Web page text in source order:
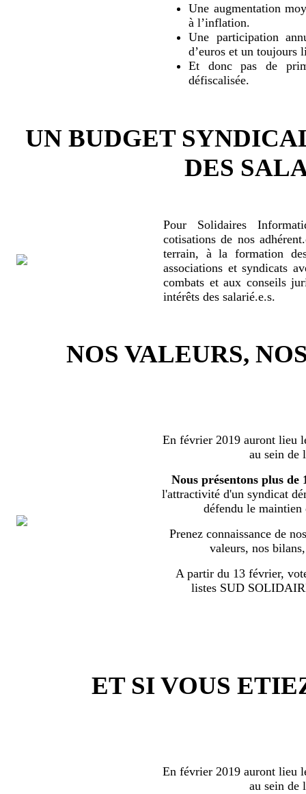
Une augmentation
à l’inflation.
Une participation
d’euros et un toujours
Et donc pas de
défiscalisée.
UN BUDGET
DES
Pour Solidaires
cotisations de nos
terrain, à la formation
associations et syndicats
combats et aux conseils
intérêts des salarié.e.s.
NOS VALEURS,
En février 2019 auront lieu
au sein de
Nous présentons plus de
l'attractivité d'un syndicat
défendu le maintien
Prenez connaissance de
valeurs, nos
A partir du 13 février,
listes SUD
ET SI VOUS
En février 2019 auront lieu
au sein de